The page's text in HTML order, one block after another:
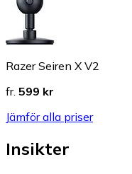
Razer Seiren X V2
fr. 599 kr
Jämför alla priser
Insikter